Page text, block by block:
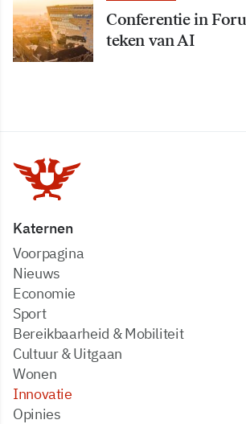
Conferentie in
teken van AI
Katernen
Voorpagina
Nieuws
Economie
Sport
Bereikbaarheid & Mobiliteit
Cultuur & Uitgaan
Wonen
Innovatie
Opinies